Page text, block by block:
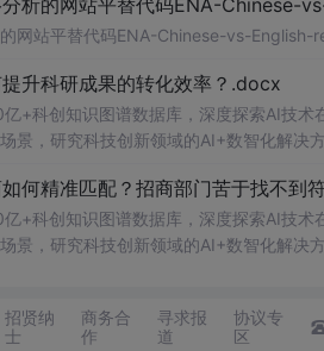
析的网站平替代码ENA-Chinese-
网站平替代码ENA-Chinese-vs-
升科研成果的转化效率？.docx
+科创知识图谱数据库，深度探索AI技
景，研究科技创新领域的AI+数智化解决
何精准匹配？招商部门苦于找不到
+科创知识图谱数据库，深度探索AI技
景，研究科技创新领域的AI+数智化解决
招贤纳
士
商务合
作
寻求报
道
协议专
区